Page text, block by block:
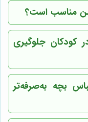
مناسب است؟
کودکان جلوگیری
بچه به‌صرفه‌تر